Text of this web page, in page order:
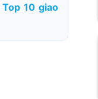
Top 10 giao